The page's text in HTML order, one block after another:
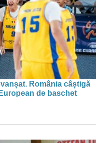
România câștigă
de baschet